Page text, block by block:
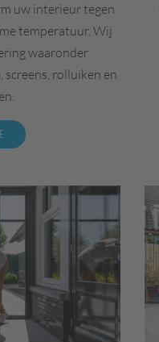
uw interieur tegen
temperatuur. Wij
waaronder
rolluiken en